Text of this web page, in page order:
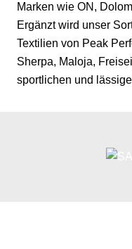
Marken wie ON,
Ergänzt wird unser
Textilien von Peak
Sherpa, Maloja,
sportlichen und